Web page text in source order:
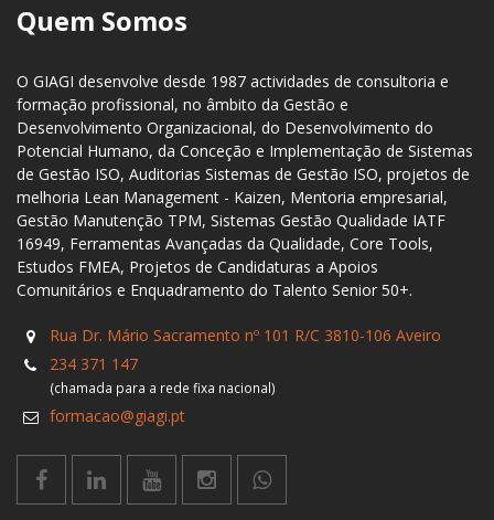
Quem Somos
O GIAGI desenvolve desde 1987 actividades de consultoria e
formação profissional, no âmbito da Gestão e
Desenvolvimento Organizacional, do Desenvolvimento do
Potencial Humano, da Conceção e Implementação de Sistemas
de Gestão ISO, Auditorias Sistemas de Gestão ISO, projetos de
melhoria Lean Management - Kaizen, Mentoria empresarial,
Gestão Manutenção TPM, Sistemas Gestão Qualidade IATF
16949, Ferramentas Avançadas da Qualidade, Core Tools,
Estudos FMEA, Projetos de Candidaturas a Apoios
Comunitários e Enquadramento do Talento Senior 50+.
Rua Dr. Mário Sacramento nº 101 R/C 3810-106 Aveiro
234 371 147
(chamada para a rede fixa nacional)
formacao@giagi.pt